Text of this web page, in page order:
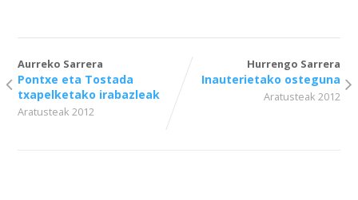
Aurreko Sarrera
Pontxe eta Tostada
txapelketako irabazleak
Aratusteak 2012
Hurrengo Sarrera
Inauterietako osteguna
Aratusteak 2012